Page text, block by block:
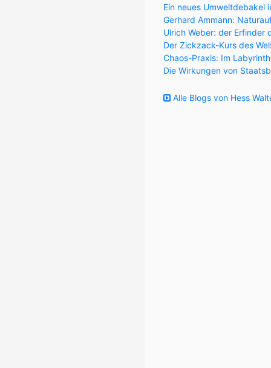
Ein neues Umweltdebakel
Gerhard Ammann:
Ulrich Weber: der Erfinder
Der Zickzack-Kurs des
Chaos-Praxis: Im
Die Wirkungen von
Alle Blogs von Hess